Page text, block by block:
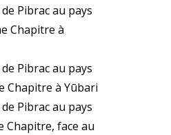
Pibrac au pays
Chapitre à
Pibrac au pays
Chapitre à Yūbari
Pibrac au pays
Chapitre, face au